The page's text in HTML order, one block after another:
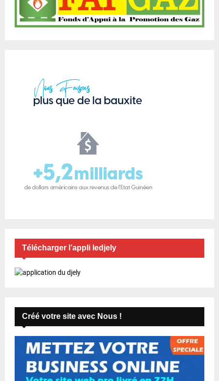
Télécharger l’appli ledjely
Créé votre site avec Nous !